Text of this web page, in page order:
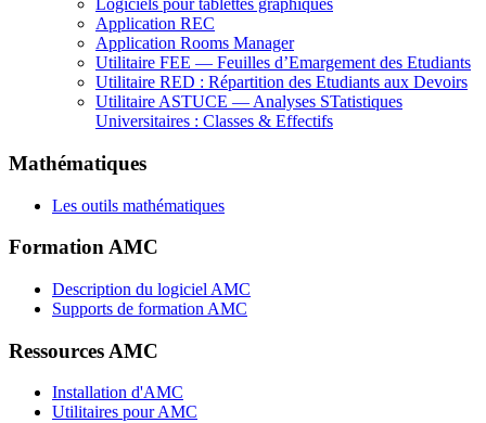
Logiciels pour tablettes graphiques
Application REC
Application Rooms Manager
Utilitaire FEE — Feuilles d’Emargement des Etudiants
Utilitaire RED : Répartition des Etudiants aux Devoirs
Utilitaire ASTUCE — Analyses STatistiques
Universitaires : Classes & Effectifs
Mathématiques
Les outils mathématiques
Formation AMC
Description du logiciel AMC
Supports de formation AMC
Ressources AMC
Installation d'AMC
Utilitaires pour AMC